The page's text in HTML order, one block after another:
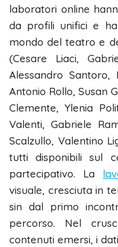
laboratori online
da profili unifici e
mondo del teatro e
(Cesare Liaci,
Alessandro Santoro,
Antonio Rollo, Susan
Clemente, Ylenia
Valenti, Gabriele
Scalzullo, Valentino
tutti disponibili sul
partecipativo. La
visuale, cresciuta in
sin dal primo
percorso. Nel
contenuti emersi, i